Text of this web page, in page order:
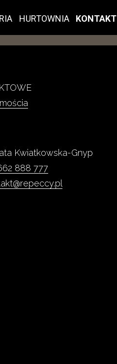
HURTOWNIA KONTAKT
Kwiatkowska-Gnyp
888 777